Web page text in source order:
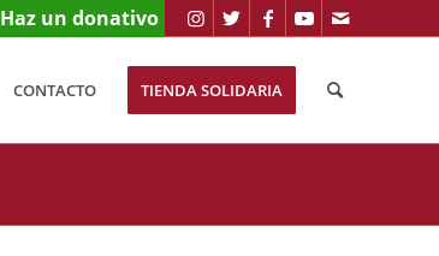
Haz un donativo
CONTACTO TIENDA SOLIDARIA